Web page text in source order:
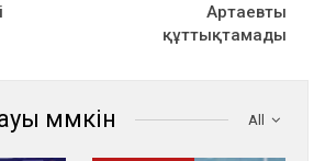
Артаевты
құттықтамады
All
мүмкін